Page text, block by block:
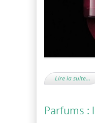
Lire la suite…
Parfums :